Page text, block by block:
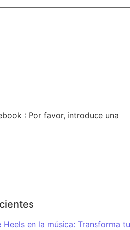
: Por favor, introduce una
Heels en la música: Transforma tu